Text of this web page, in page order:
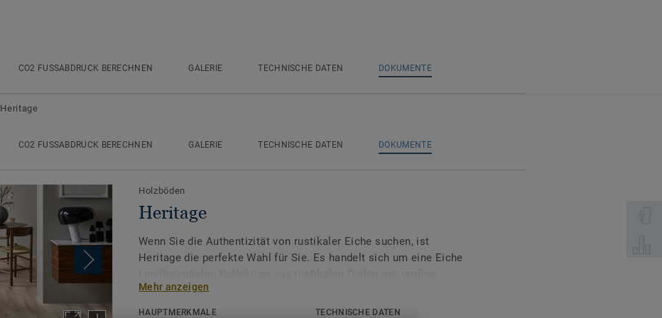
CO2 FUSSABDRUCK BERECHNEN GALERIE TECHNISCHE DATEN
DOKUMENTE
Heritage
CO2 FUSSABDRUCK BERECHNEN GALERIE TECHNISCHE DATEN
DOKUMENTE
Holzböden
Heritage
Wenn Sie die Authentizität von rustikaler Eiche suchen, ist
Heritage die perfekte Wahl für Sie. Es handelt sich um eine Eiche
Ästen und dunklen Rissen sowie einer aufregenden Variationen in
Farbe und Struktur.
Mehr anzeigen
HAUPTMERKMALE
TECHNISCHE DATEN